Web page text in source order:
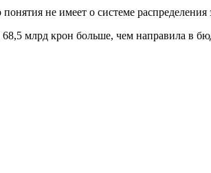
не имеет о системе распределения
млрд крон больше, чем направила в